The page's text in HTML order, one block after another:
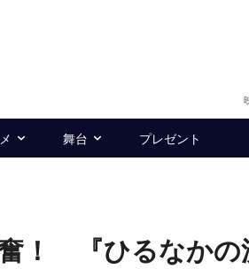
舞台 プレゼント
！ 『ひるなかの